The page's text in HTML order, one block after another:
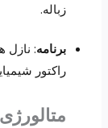
زباله.
برنامه: نازل
راکتور